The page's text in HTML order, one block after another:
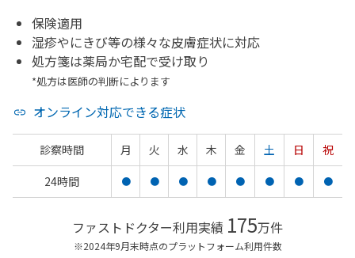
保険適用
湿疹やにきび等の様々な皮膚症状に対応
処方箋は薬局か宅配で受け取り
*処方は医師の判断によります
オンライン対応できる症状
診察時間 月 火 水 木 金 土 日
祝
24時間
● ● ● ● ● ● ● ●
ファストドクター利用実績 175万件
※2024年9月末時点のプラットフォーム利用件数